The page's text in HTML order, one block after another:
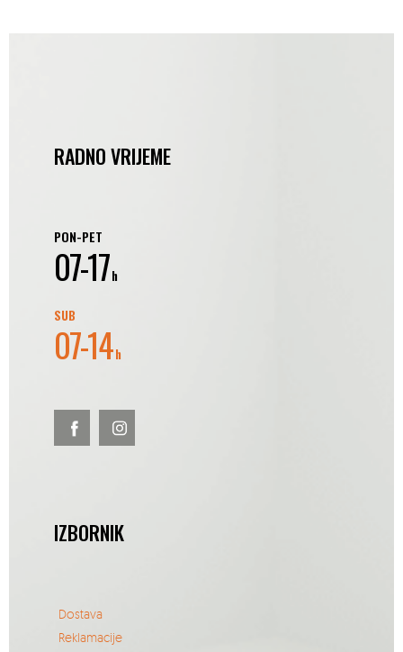
RADNO VRIJEME
PON-PET
07-17h
SUB
07-14h
IZBORNIK
Dostava
Reklamacije